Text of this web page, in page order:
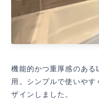
機能的かつ重厚感のあ
用。シンプルで使いや
ザインしました。